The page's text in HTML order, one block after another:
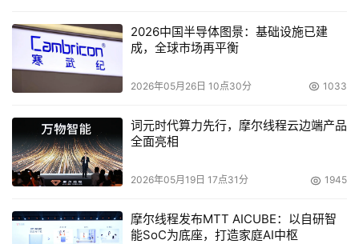
2026中国半导体图景：基础设施已建
成，全球市场再平衡
2026年05月26日 10点30分 1033
词元时代算力先行，摩尔线程云边端产品
全面亮相
2026年05月19日 17点31分 1945
摩尔线程发布MTT AICUBE：以自研智
能SoC为底座，打造家庭AI中枢